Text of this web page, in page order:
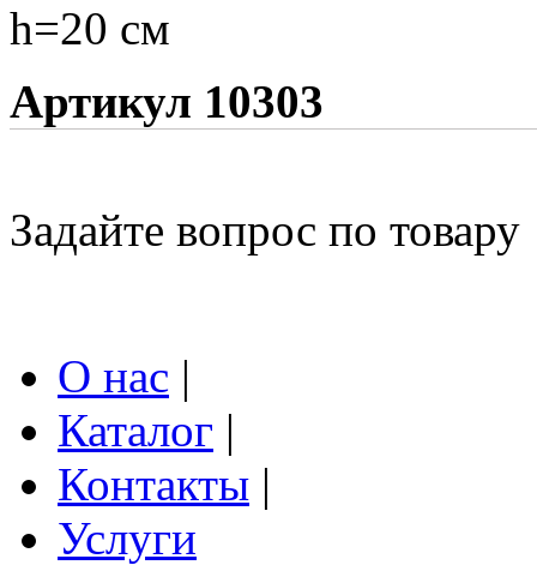
h=20 см
Артикул 10303
Задайте вопрос по товару
О нас |
Каталог |
Контакты |
Услуги